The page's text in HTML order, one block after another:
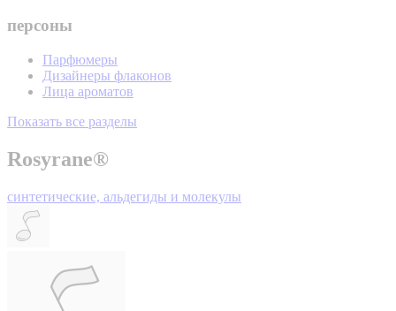
персоны
Парфюмеры
Дизайнеры флаконов
Лица ароматов
Показать все разделы
Rosyrane®
синтетические, альдегиды и молекулы